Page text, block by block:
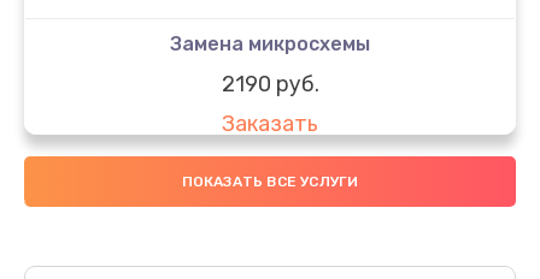
Замена микросхемы
2190 руб.
Заказать
Замена передней камеры
Заказать
ПОКАЗАТЬ ВСЕ УСЛУГИ